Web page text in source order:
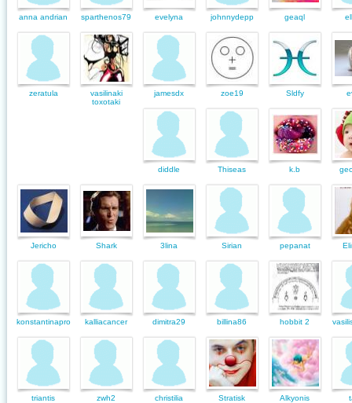
anna andrian sparthenos79 evelyna johnnydepp geaql
zeratula
vasilinaki
toxotaki
jamesdx zoe19 Sldfy
diddle Thiseas k.b
Jericho Shark 3lina Sirian pepanat
konstantinapro kalliacancer dimitra29 billina86 hobbit 2
triantis zwh2 christilia Stratisk Alkyonis